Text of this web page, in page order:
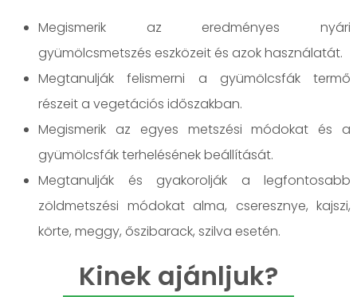
Megismerik az eredményes nyári
gyümölcsmetszés eszközeit és azok használatát.
Megtanulják felismerni a gyümölcsfák termő
részeit a vegetációs időszakban.
Megismerik az egyes metszési módokat és a
gyümölcsfák terhelésének beállítását.
Megtanulják és gyakorolják a legfontosabb
zöldmetszési módokat alma, cseresznye, kajszi,
körte, meggy, őszibarack, szilva esetén.
Kinek ajánljuk?